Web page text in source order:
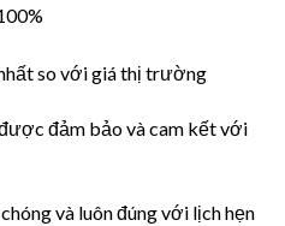
so với giá thị trường
đảm bảo và cam kết với
và luôn đúng với lịch hẹn